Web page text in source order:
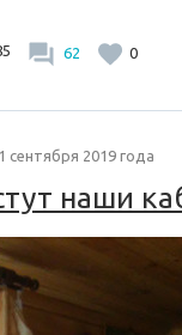
62 0
1 сентября 2019 года
наши